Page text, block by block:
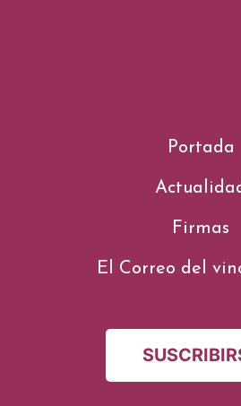
Portada
Firmas
El Correo del